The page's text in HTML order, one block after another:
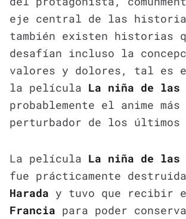
eje central de las
también existen historias
desafían incluso la
valores y dolores, tal es
la película La niña de las
probablemente el anime más
perturbador de los últimos
La película La niña de las
fue prácticamente
Harada y tuvo que recibir
Francia para poder